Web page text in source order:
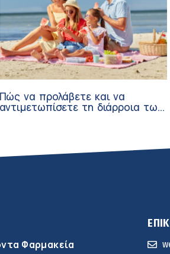
Πώς να προλάβετε και να
αντιμετωπίσετε τη διάρροια των
Φαρμακεία